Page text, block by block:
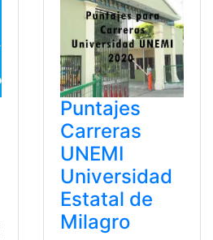
Puntajes
Carreras
UNEMI
Universidad
Estatal de
Milagro